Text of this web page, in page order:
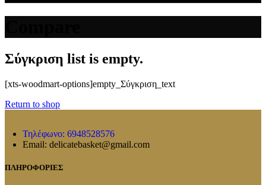
Σύγκριση list is empty.
[xts-woodmart-options]empty_Σύγκριση_text
Return to shop
Τηλέφωνο: 6948528576
Email: delicatebasket@gmail.com
ΠΛΗΡΟΦΟΡΙΕΣ